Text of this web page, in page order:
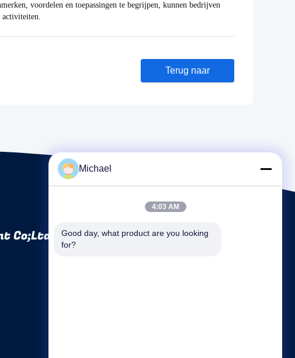
voordelen en toepassingen te begrijpen, kunnen bedrijven
activiteiten.
Terug naar
Co;Ltd
Michael
4:03 AM
Good day, what product are you looking
for?